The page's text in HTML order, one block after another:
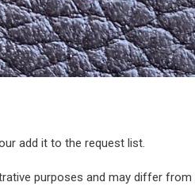
add it to the request list.
purposes and may differ from